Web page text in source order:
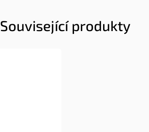
Související produkty